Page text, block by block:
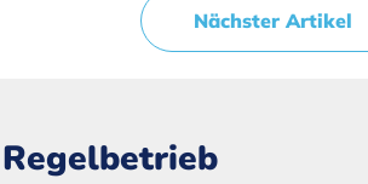
Nächster Artikel